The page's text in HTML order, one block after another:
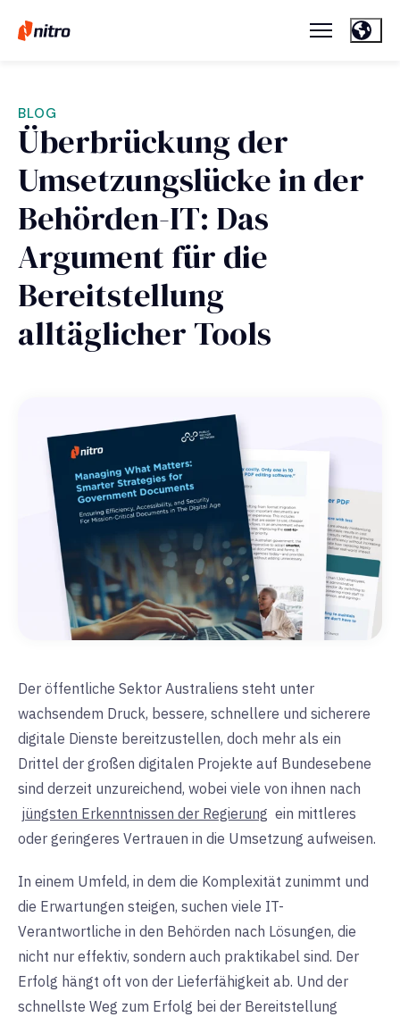
BLOG
Überbrückung der
Umsetzungslücke in der
Behörden-IT: Das
Argument für die
Bereitstellung
alltäglicher Tools
Der öffentliche Sektor Australiens steht unter
wachsendem Druck, bessere, schnellere und sicherere
digitale Dienste bereitzustellen, doch mehr als ein
Drittel der großen digitalen Projekte auf Bundesebene
sind derzeit unzureichend, wobei viele von ihnen nach
jüngsten Erkenntnissen der Regierung ein mittleres
oder geringeres Vertrauen in die Umsetzung aufweisen.
In einem Umfeld, in dem die Komplexität zunimmt und
die Erwartungen steigen, suchen viele IT-
Verantwortliche in den Behörden nach Lösungen, die
nicht nur effektiv, sondern auch praktikabel sind. Der
Erfolg hängt oft von der Lieferfähigkeit ab. Und der
schnellste Weg zum Erfolg bei der Bereitstellung